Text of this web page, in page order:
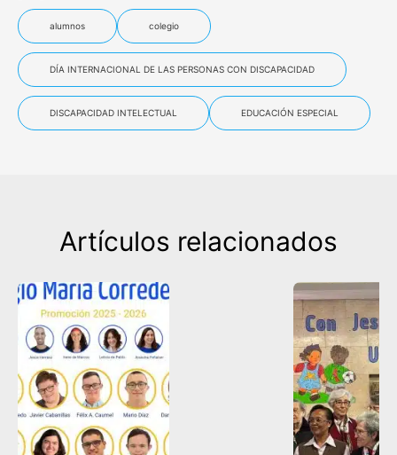
alumnos colegio
DÍA INTERNACIONAL DE LAS PERSONAS CON DISCAPACIDAD
DISCAPACIDAD INTELECTUAL EDUCACIÓN ESPECIAL
Artículos relacionados